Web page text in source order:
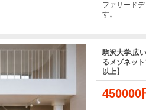
ファサード
す。
駒沢大学,広
るメゾネッ
以上】